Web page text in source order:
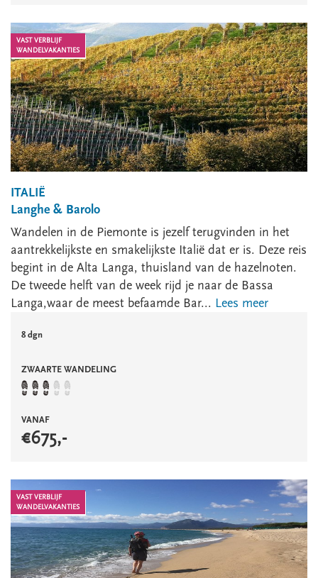
VAST VERBLIJF
WANDELVAKANTIES
ITALIË
Langhe & Barolo
Wandelen in de Piemonte is jezelf terugvinden in het
aantrekkelijkste en smakelijkste Italië dat er is. Deze reis
begint in de Alta Langa, thuisland van de hazelnoten.
De tweede helft van de week rijd je naar de Bassa
Langa,waar de meest befaamde Bar... Lees meer
8 dgn
ZWAARTE WANDELING
VANAF
€675,-
VAST VERBLIJF
WANDELVAKANTIES